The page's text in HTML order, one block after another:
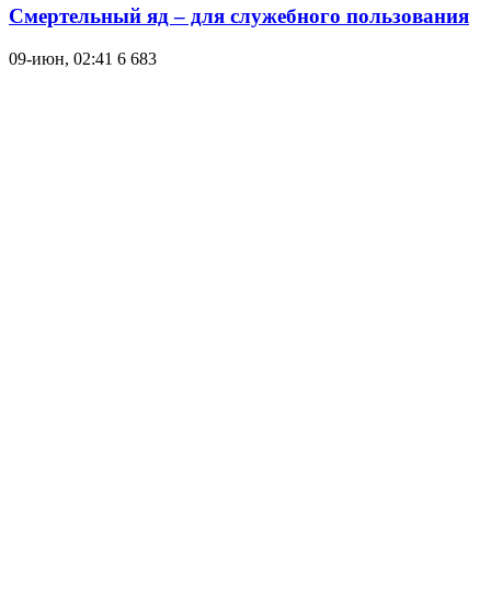
Cмертельный яд – для служебного пользования
09-июн, 02:41 6 683